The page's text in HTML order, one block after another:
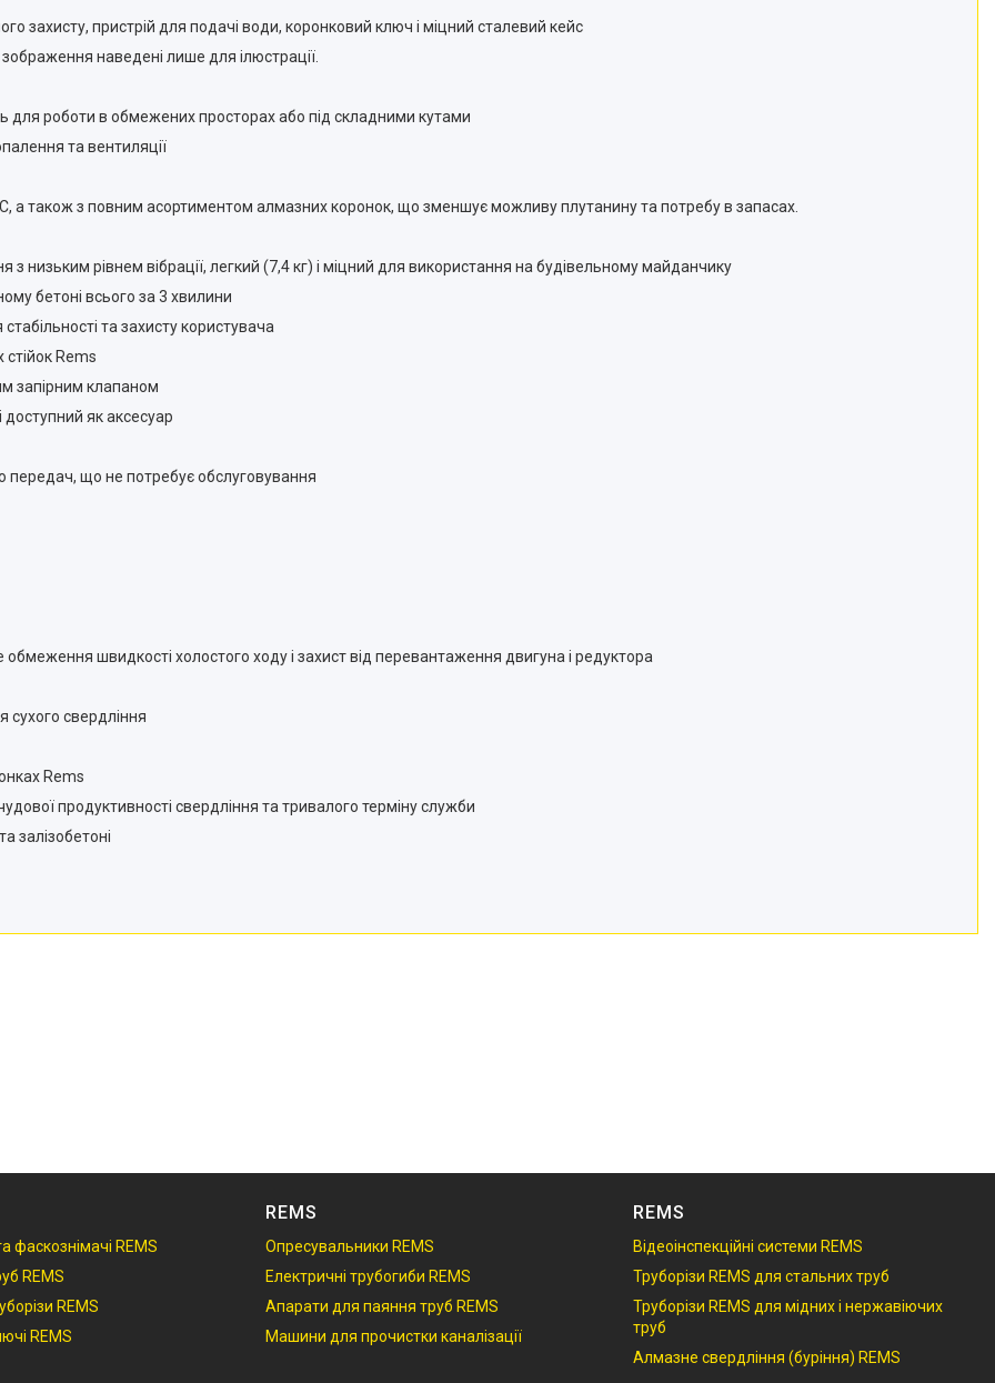
захисту, пристрій для подачі води, коронковий ключ і міцний сталевий кейс
наведені лише для ілюстрації.
для роботи в обмежених просторах або під складними кутами
та вентиляції
а також з повним асортиментом алмазних коронок, що зменшує можливу плутанину та потребу в запасах.
низьким рівнем вібрації, легкий (7,4 кг) і міцний для використання на будівельному майданчику
бетоні всього за 3 хвилини
та захисту користувача
Rems
запірним клапаном
як аксесуар
що не потребує обслуговування
швидкості холостого ходу і захист від перевантаження двигуна і редуктора
сухого свердління
Rems
продуктивності свердління та тривалого терміну служби
залізобетоні
фаскознімачі REMS
REMS
REMS
REMS
REMS
Опресувальники REMS
Електричні трубогиби REMS
Апарати для паяння труб REMS
Машини для прочистки каналізації
REMS
Відеоінспекційні системи REMS
Труборізи REMS для стальних труб
Труборізи REMS для мідних і нержавіючих
труб
Алмазне свердління (буріння) REMS